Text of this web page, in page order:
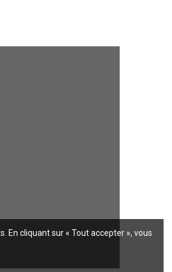
En cliquant sur « Tout accepter », vous